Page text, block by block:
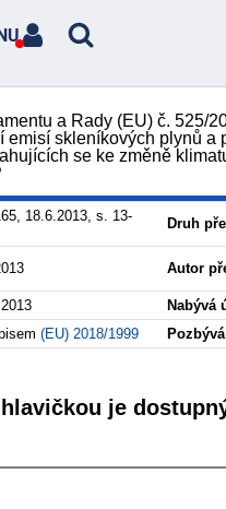
a Rady (EU) č. 525/
emisí skleníkových plynů
se ke změně
18.6.2013, s. 13-
Druh
Autor
Nabývá
(EU) 2018/1999
je